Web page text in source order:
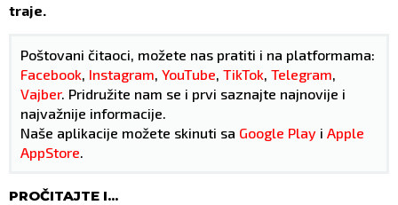
traje.
Poštovani čitaoci, možete nas pratiti i na platformama:
Facebook, Instagram, YouTube, TikTok, Telegram,
Vajber. Pridružite nam se i prvi saznajte najnovije i
najvažnije informacije.
Naše aplikacije možete skinuti sa Google Play i Apple
AppStore.
PROČITAJTE I...